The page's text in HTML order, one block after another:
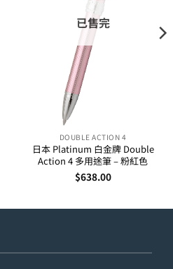
已售完
DOUBLE ACTION 4
日本 Platinum 白金牌 Double
Action 4 多用途筆 – 粉紅色
$638.00